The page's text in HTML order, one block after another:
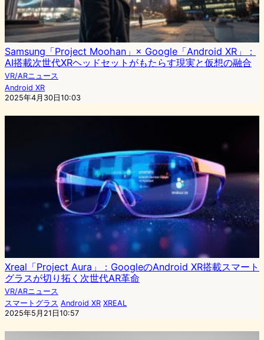
Samsung「Project Moohan」× Google「Android XR」：
AI搭載次世代XRヘッドセットがもたらす現実と仮想の融合
VR/ARニュース
Android XR
2025年4月30日10:03
Xreal「Project Aura」：GoogleのAndroid XR搭載スマート
グラスが切り拓く次世代AR革命
VR/ARニュース
スマートグラス Android XR XREAL
2025年5月21日10:57